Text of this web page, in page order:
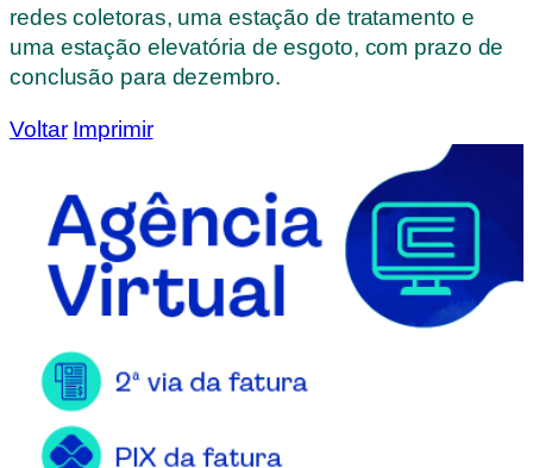
redes coletoras, uma estação de tratamento e
uma estação elevatória de esgoto, com prazo de
conclusão para dezembro.
Voltar Imprimir